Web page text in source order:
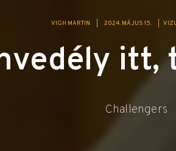
VIGH MARTIN 2024. MÁJUS 15.
itt,
Challengers